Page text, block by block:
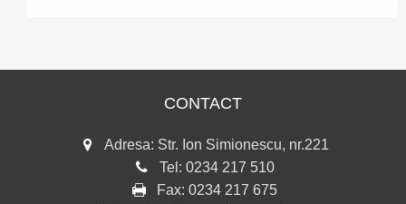
CONTACT
Adresa: Str. Ion Simionescu, nr.221
Tel: 0234 217 510
Fax: 0234 217 675